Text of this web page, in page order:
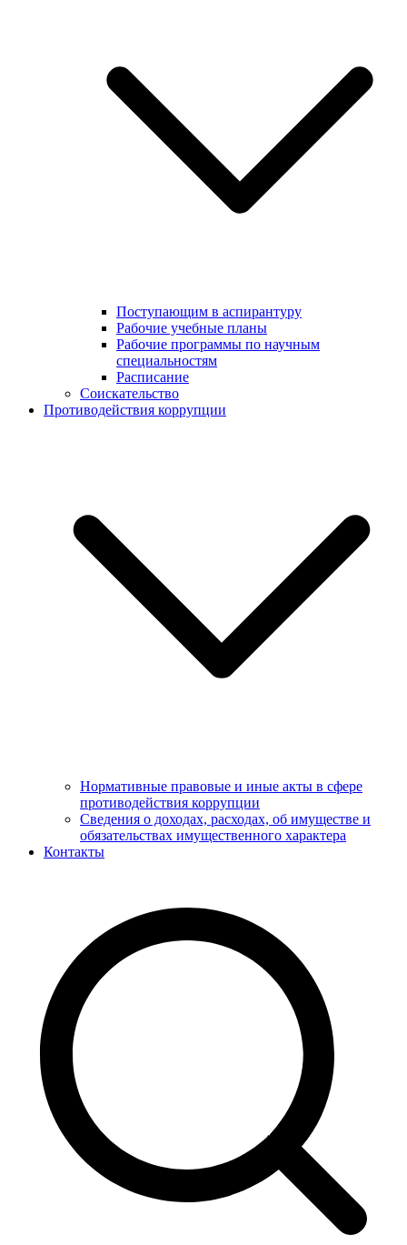
Поступающим в аспирантуру
Рабочие учебные планы
Рабочие программы по научным
специальностям
Расписание
Соискательство
Противодействия коррупции
Нормативные правовые и иные акты в сфере
противодействия коррупции
Сведения о доходах, расходах, об имуществе и
обязательствах имущественного характера
Контакты